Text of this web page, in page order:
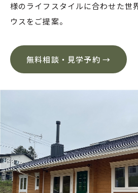
様のライフスタイルに合わせた世
ウスをご提案。
無料相談・見学予約 →